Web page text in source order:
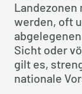
werden, oft
Sicht oder
gilt es,
nationale